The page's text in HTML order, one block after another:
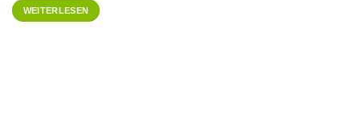
WEITERLESEN